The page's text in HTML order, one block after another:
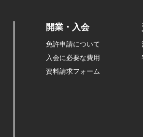
開業・入会
免許申請について
入会に必要な費用
資料請求フォーム